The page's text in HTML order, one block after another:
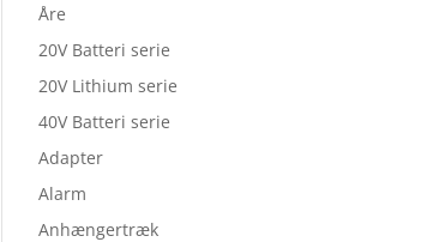
Åre
20V Batteri serie
20V Lithium serie
40V Batteri serie
Adapter
Alarm
Anhængertræk